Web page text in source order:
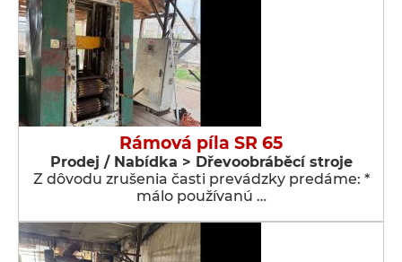
Rámová píla SR 65
Prodej / Nabídka > Dřevoobráběcí stroje
Z dôvodu zrušenia časti prevádzky predáme: *
málo používanú …